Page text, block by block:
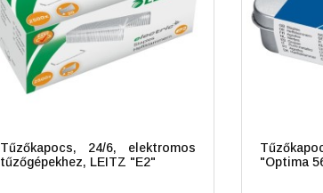
Tűzőkapocs, 24/6, elektromos
tűzőgépekhez, LEITZ "E2"
"Optima